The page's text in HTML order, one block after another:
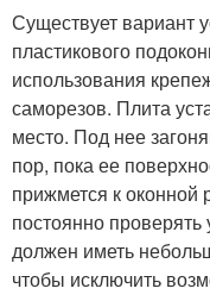
Существует вариант
пластикового
использования
саморезов. Плита
место. Под нее
пор, пока ее
прижмется к
постоянно
должен иметь
чтобы исключить